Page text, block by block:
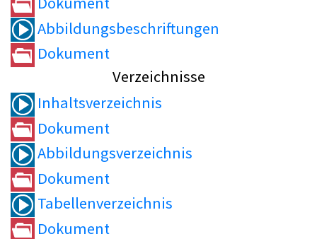
Abbildungsbeschriftungen
Dokument
Verzeichnisse
Inhaltsverzeichnis
Dokument
Abbildungsverzeichnis
Dokument
Tabellenverzeichnis
Dokument